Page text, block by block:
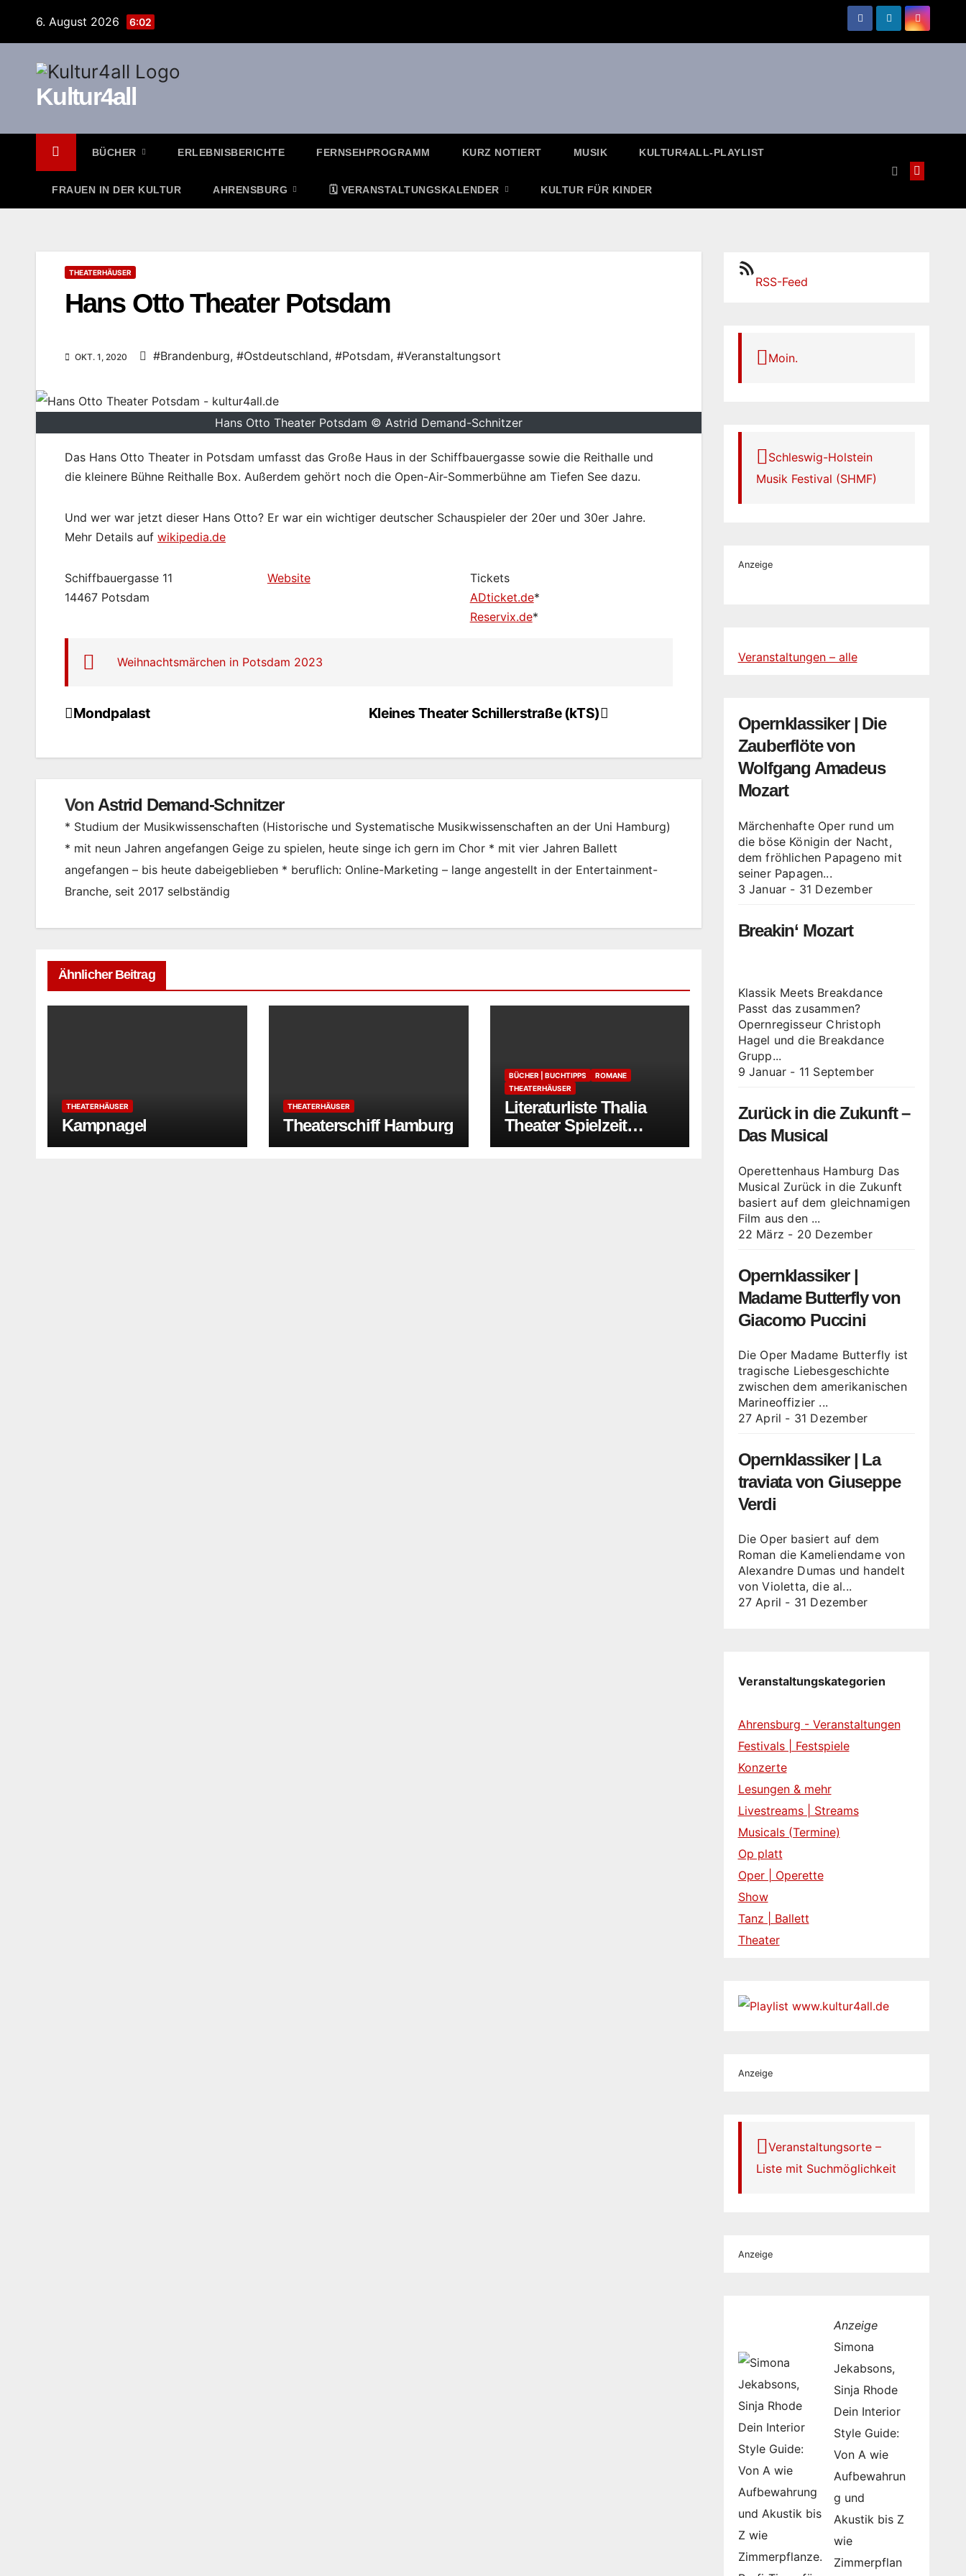
6. August 2026 6:02
Kultur4all
BÜCHER ERLEBNISBERICHTE FERNSEHPROGRAMM KURZ NOTIERT MUSIK KULTUR4ALL-PLAYLIST
FRAUEN IN DER KULTUR AHRENSBURG 🗓️ VERANSTALTUNGSKALENDER KULTUR FÜR KINDER
THEATERHÄUSER
Hans Otto Theater Potsdam
OKT. 1, 2020 #Brandenburg, #Ostdeutschland, #Potsdam, #Veranstaltungsort
Hans Otto Theater Potsdam © Astrid Demand-Schnitzer
Das Hans Otto Theater in Potsdam umfasst das Große Haus in der Schiffbauergasse sowie die Reithalle und
die kleinere Bühne Reithalle Box. Außerdem gehört noch die Open-Air-Sommerbühne am Tiefen See dazu.
Und wer war jetzt dieser Hans Otto? Er war ein wichtiger deutscher Schauspieler der 20er und 30er Jahre.
Mehr Details auf wikipedia.de
Schiffbauergasse 11
14467 Potsdam
Website
Tickets
ADticket.de*
Reservix.de*
Weihnachtsmärchen in Potsdam 2023
Beitragsnavigation Kleines Theater Schillerstraße (kTS)
Mondpalast
VonAstrid Demand-Schnitzer
* Studium der Musikwissenschaften (Historische und Systematische Musikwissenschaften an der Uni Hamburg)
* mit neun Jahren angefangen Geige zu spielen, heute singe ich gern im Chor * mit vier Jahren Ballett
angefangen – bis heute dabeigeblieben * beruflich: Online-Marketing – lange angestellt in der Entertainment-
Branche, seit 2017 selbständig
Ähnlicher Beitrag
THEATERHÄUSER
Kampnagel
THEATERHÄUSER
Theaterschiff Hamburg
BÜCHER | BUCHTIPPS
ROMANE
THEATERHÄUSER
Literaturliste Thalia
Theater Spielzeit
2025/2026
RSS-Feed
RSS-Feed
Moin.
Schleswig-Holstein
Musik Festival (SHMF)
Anzeige
Veranstaltungen – alle
Opernklassiker | Die
Zauberflöte von
Wolfgang Amadeus
Mozart
Märchenhafte Oper rund um
die böse Königin der Nacht,
dem fröhlichen Papageno mit
seiner Papagen...
3 Januar - 31 Dezember
Breakin‘ Mozart
Klassik Meets Breakdance
Passt das zusammen?
Opernregisseur Christoph
Hagel und die Breakdance
Grupp...
9 Januar - 11 September
Zurück in die Zukunft –
Das Musical
Operettenhaus Hamburg Das
Musical Zurück in die Zukunft
basiert auf dem gleichnamigen
Film aus den ...
22 März - 20 Dezember
Opernklassiker |
Madame Butterfly von
Giacomo Puccini
Die Oper Madame Butterfly ist
tragische Liebesgeschichte
zwischen dem amerikanischen
Marineoffizier ...
27 April - 31 Dezember
Opernklassiker | La
traviata von Giuseppe
Verdi
Die Oper basiert auf dem
Roman die Kameliendame von
Alexandre Dumas und handelt
von Violetta, die al...
27 April - 31 Dezember
Veranstaltungskategorien
Ahrensburg - Veranstaltungen
Festivals | Festspiele
Konzerte
Lesungen & mehr
Livestreams | Streams
Musicals (Termine)
Op platt
Oper | Operette
Show
Tanz | Ballett
Theater
Anzeige
Veranstaltungsorte –
Liste mit Suchmöglichkeit
Anzeige
Anzeige
Simona
Jekabsons,
Sinja Rhode
Dein Interior
Style Guide:
Von A wie
Aufbewahrun
g und
Akustik bis Z
wie
Zimmerpflan